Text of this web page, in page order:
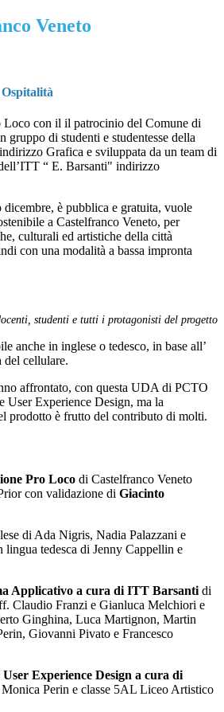
Veneto
Loco con il il patrocinio del Comune di
gruppo di studenti e studentesse della
Grafica e sviluppata da un team di
“ E. Barsanti" indirizzo
è pubblica e gratuita, vuole
a Castelfranco Veneto, per
culturali ed artistiche della città
con una modalità a bassa impronta
studenti e tutti i protagonisti del progetto
anche in inglese o tedesco, in base all’
del cellulare.
affrontato, con questa UDA di PCTO
User Experience Design, ma la
prodotto è frutto del contributo di molti.
Pro Loco di Castelfranco Veneto
con validazione di Giacinto
di Ada Nigris, Nadia Palazzani e
lingua tedesca di Jenny Cappellin e
Applicativo a cura di ITT Barsanti di
Claudio Franzi e Gianluca Melchiori e
Ginghina, Luca Martignon, Martin
Giovanni Pivato e Francesco
Experience Design a cura di
Perin e classe 5AL Liceo Artistico